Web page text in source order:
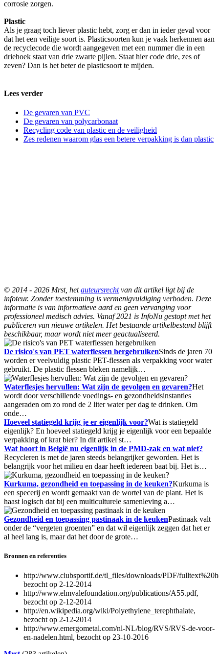
corrosie zorgen.
Plastic
Als je graag toch liever plastic hebt, zorg er dan in ieder geval voor
dat het een veilige soort is. Plasticsoorten kun je vaak herkennen aan
de recyclecode die wordt aangegeven met een nummer die in een
driehoek staat van drie zwarte pijlen. Staat hier code drie, zes of
zeven? Dan is het beter de plasticsoort te mijden.
Lees verder
De gevaren van PVC
De gevaren van polycarbonaat
Recycling code van plastic en de veiligheid
Zes redenen waarom glas een betere verpakking is dan plastic
© 2014 - 2026 Mrst, hetauteursrechtvan dit artikel ligt bij de
infoteur. Zonder toestemming is vermenigvuldiging verboden. Deze
informatie is van informatieve aard en geen vervanging voor
professioneel medisch advies. Vanaf 2021 is InfoNu gestopt met het
publiceren van nieuwe artikelen. Het bestaande artikelbestand blijft
beschikbaar, maar wordt niet meer geactualiseerd.
De risico's van PET waterflessen hergebruikenSinds de jaren 70
worden er veelvuldig plastic PET-flessen als verpakking voor water
gebruikt. De plastic flessen bleken namelijk…
Waterflesjes hervullen: Wat zijn de gevolgen en gevaren?Het
wordt door verschillende voedings- en gezondheidsinstanties
aangeraden om zo rond de 2 liter water per dag te drinken. Om
onde…
Hoeveel statiegeld krijg je er eigenlijk voor?Wat is statiegeld
eigenlijk? En hoeveel statiegeld krijg je eigenlijk voor een bepaalde
verpakking of krat bier? In dit artikel st…
Wat hoort in België nu eigenlijk in de PMD-zak en wat niet?
Recycleren is met de jaren steeds belangrijker geworden. Het is
belangrijk voor het milieu en daar heeft iedereen baat bij. Het is…
Kurkuma, gezondheid en toepassing in de keuken?Kurkuma is
een specerij en wordt gemaakt van de wortel van de plant. Het is
haast logisch dat bij een multiculturele samenleving a…
Gezondheid en toepassing pastinaak in de keukenPastinaak valt
onder de “vergeten groenten” en dat wil eigenlijk zeggen dat het er
al heel lang is, maar dat het door de grote…
Bronnen en referenties
http://www.clubsportif.de/tl_files/downloads/PDF/
bezocht op 2-12-2014
http://www.elmvalefoundation.org/publications/A55.pdf,
bezocht op 2-12-2014
http://en.wikipedia.org/wiki/Polyethylene_terephthalate,
bezocht op 2-12-2014
http://www.emergometal.com/nl-NL/blog/RVS/RVS-de-voor-
en-nadelen.html, bezocht op 23-10-2016